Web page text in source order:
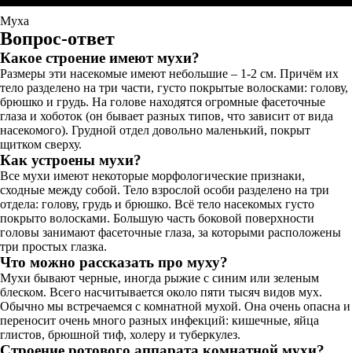
Муха
Вопрос-ответ
Какое строение имеют мухи?
Размеры эти насекомые имеют небольшие – 1-2 см. Причём их
тело разделено на три части, густо покрытые волосками: голову,
брюшко и грудь. На голове находятся огромные фасеточные
глаза и хоботок (он бывает разных типов, что зависит от вида
насекомого). Грудной отдел довольно маленький, покрыт
щитком сверху.
Как устроены мухи?
Все мухи имеют некоторые морфологические признаки,
сходные между собой. Тело взрослой особи разделено на три
отдела: голову, грудь и брюшко. Всё тело насекомых густо
покрыто волосками. Большую часть боковой поверхности
головы занимают фасеточные глаза, за которыми расположены
три простых глазка.
Что можно рассказать про муху?
Мухи бывают черные, иногда рыжие с синим или зеленым
блеском. Всего насчитывается около пяти тысяч видов мух.
Обычно мы встречаемся с комнатной мухой. Она очень опасна и
переносит очень много разных инфекций: кишечные, яйца
глистов, брюшной тиф, холеру и туберкулез.